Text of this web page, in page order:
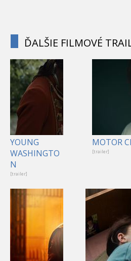
ĎALŠIE FILMOVÉ
YOUNG
WASHINGTO
N
[trailer]
MOTOR
[trailer]